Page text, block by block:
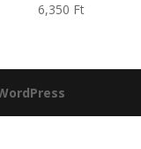
6,350 Ft